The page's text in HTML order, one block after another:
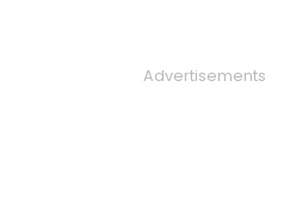
Advertisements